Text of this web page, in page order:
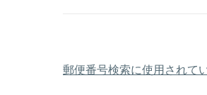
郵便番号検索に使用されて